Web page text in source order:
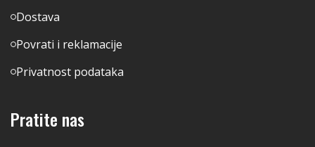
Dostava
Povrati i reklamacije
Privatnost podataka
Pratite nas